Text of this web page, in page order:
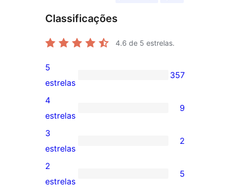
Classificações
4.6 de 5 estrelas.
357
avaliações
com
5
estrelas
5
estrelas
357
9
avaliações
com
4
estrelas
4
estrelas
9
2
avaliações
com
3
estrelas
2
5
2
estrelas
5